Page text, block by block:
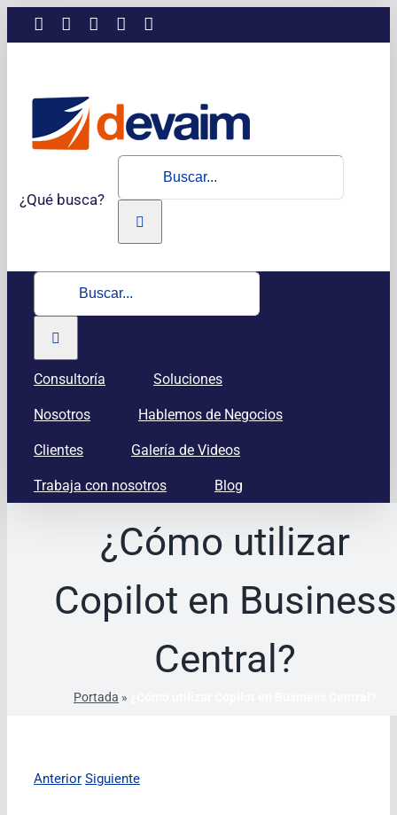
Saltar
LinkedInInstagramFacebook
¿Qué busca?
Buscar:
Buscar:
Consultoría Soluciones
Nosotros Hablemos de Negocios
Clientes Galería de Videos
Trabaja con nosotros Blog
¿Cómo utilizar
Copilot en Business
Central?
Portada »
Anterior Siguiente